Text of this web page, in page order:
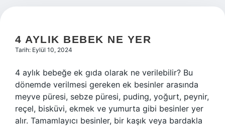
4 AYLIK BEBEK NE YER
Tarih: Eylül 10, 2024
4 aylık bebeğe ek gıda olarak ne verilebilir? Bu
dönemde verilmesi gereken ek besinler arasında
meyve püresi, sebze püresi, puding, yoğurt, peynir,
reçel, bisküvi, ekmek ve yumurta gibi besinler yer
alır. Tamamlayıcı besinler, bir kaşık veya bardakla